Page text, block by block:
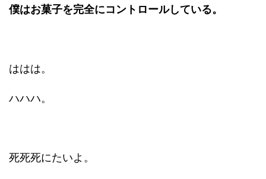
僕はお菓子を完全にコントロールしている。
ははは。
ハハハ。
死死死にたいよ。